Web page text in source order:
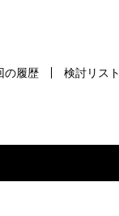
の履歴 検討リスト